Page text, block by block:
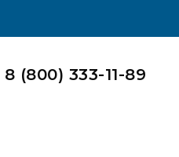
8 (800) 333-11-89